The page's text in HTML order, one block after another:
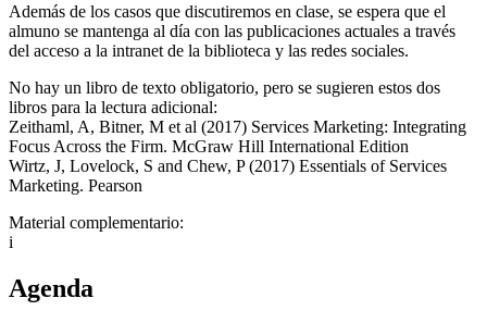
Además de los casos que discutiremos en clase, se espera que el
almuno se mantenga al día con las publicaciones actuales a través
del acceso a la intranet de la biblioteca y las redes sociales.
No hay un libro de texto obligatorio, pero se sugieren estos dos
libros para la lectura adicional:
Zeithaml, A, Bitner, M et al (2017) Services Marketing: Integrating
Focus Across the Firm. McGraw Hill International Edition
Wirtz, J, Lovelock, S and Chew, P (2017) Essentials of Services
Marketing. Pearson
Material complementario:
i
Agenda